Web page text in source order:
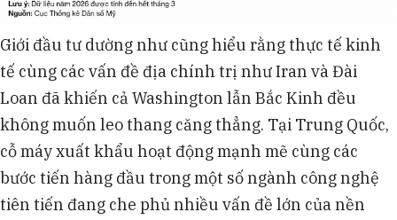
Giới đầu tư dường như cũng hiểu rằng thực tế kinh
tế cùng các vấn đề địa chính trị như Iran và Đài
Loan đã khiến cả Washington lẫn Bắc Kinh đều
không muốn leo thang căng thẳng. Tại Trung Quốc,
cỗ máy xuất khẩu hoạt động mạnh mẽ cùng các
bước tiến hàng đầu trong một số ngành công nghệ
tiên tiến đang che phủ nhiều vấn đề lớn của nền